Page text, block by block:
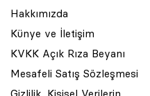
Hakkımızda
Künye ve İletişim
KVKK Açık Rıza Beyanı
Mesafeli Satış Sözleşmesi